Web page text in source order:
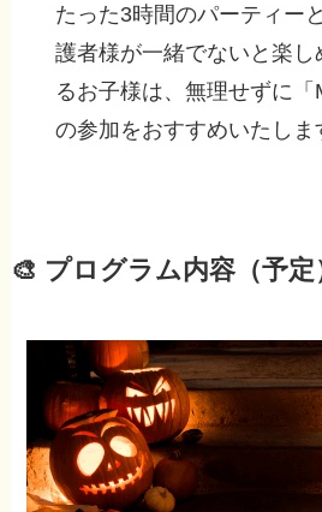
たった3時間のパーティー
護者様が一緒でないと楽
るお子様は、無理せずに「
の参加をおすすめいたしま
🎨 プログラム内容（予定